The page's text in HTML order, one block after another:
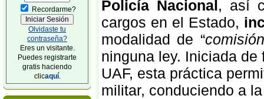
Recordarme?
Olvidaste tu
contraseña?
Eres un visitante.
Puedes registrarte
gratis haciendo
clicaquí.
Policía Nacional, así
cargos en el Estado,
modalidad de “
ninguna ley. Iniciada
UAF, esta práctica
militar, conduciendo a